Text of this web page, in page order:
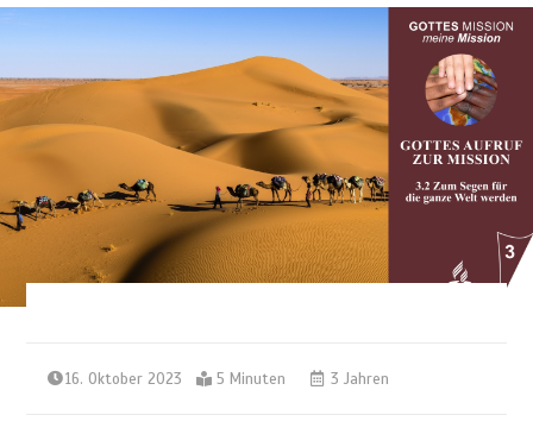
16. Oktober 2023 5 Minuten 3 Jahren